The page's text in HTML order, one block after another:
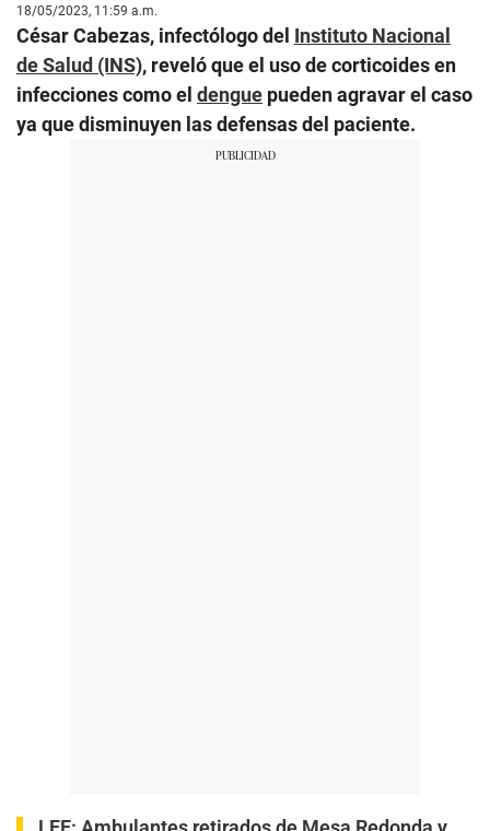
18/05/2023, 11:59 a.m.
César Cabezas, infectólogo del Instituto Nacional
de Salud (INS), reveló que el uso de corticoides en
infecciones como el dengue pueden agravar el caso
ya que disminuyen las defensas del paciente.